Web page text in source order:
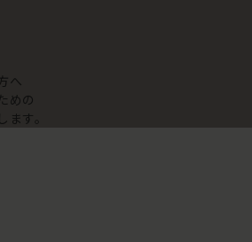
へ
めの
す。